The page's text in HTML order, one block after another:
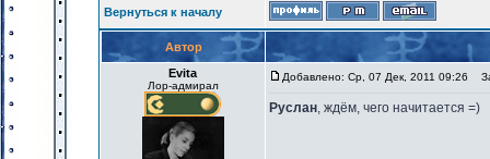
Вернуться к началу
Автор
Evita
Лор-адмирал
Добавлено: Ср, 07 Дек, 2011 09:26
Руслан, ждём, чего начитается =)